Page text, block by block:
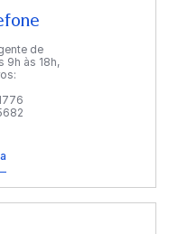
de
9h às 18h,